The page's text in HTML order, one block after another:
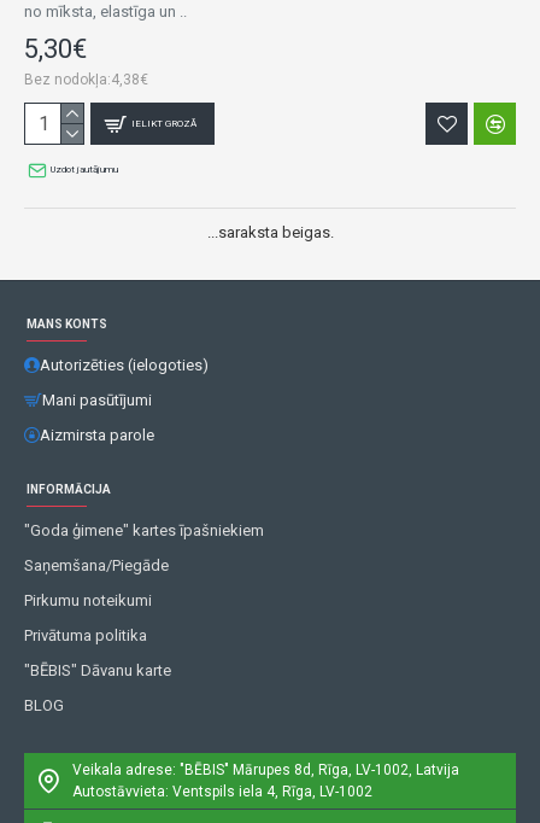
no mīksta, elastīga un ..
5,30€
Bez nodokļa:4,38€
IELIKT GROZĀ
Uzdot jautājumu
...saraksta beigas.
MANS KONTS
Autorizēties (ielogoties)
Mani pasūtījumi
Aizmirsta parole
INFORMĀCIJA
"Goda ģimene" kartes īpašniekiem
Saņemšana/Piegāde
Pirkumu noteikumi
Privātuma politika
"BĒBIS" Dāvanu karte
BLOG
Veikala adrese: "BĒBIS" Mārupes 8d, Rīga, LV-1002, Latvija
Autostāvvieta: Ventspils iela 4, Rīga, LV-1002